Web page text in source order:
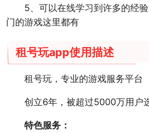
5、可以在线学习到许多的经
门的游戏这里都有
租号玩app使用描述
租号玩，专业的游戏服务平台
创立6年，被超过5000万用户
特色服务：